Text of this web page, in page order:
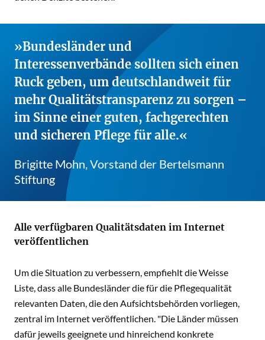
Bundesländer und
Interessenverbände sollten sich einen
Ruck geben, um deutschlandweit für
mehr Qualitätstransparenz zu sorgen –
im Sinne einer guten, fachgerechten
und sicheren Pflege für alle.
Brigitte Mohn, Vorstand der Bertelsmann
Stiftung
Alle verfügbaren Qualitätsdaten im Internet
veröffentlichen
Um die Situation zu verbessern, empfiehlt die Weisse
Liste, dass alle Bundesländer die für die Pflegequalität
relevanten Daten, die den Aufsichtsbehörden vorliegen,
zentral im Internet veröffentlichen. "Die Länder müssen
dafür jeweils geeignete und hinreichend konkrete